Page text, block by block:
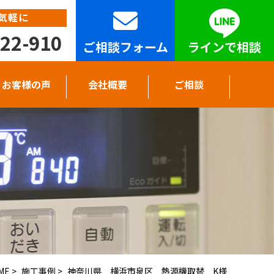
軽に
910 ご相談フォーム ラインで相談
お客様の声 会社概要 ご相談
> 施工事例 > 神奈川県 横浜市泉区 熱源機取替 K様